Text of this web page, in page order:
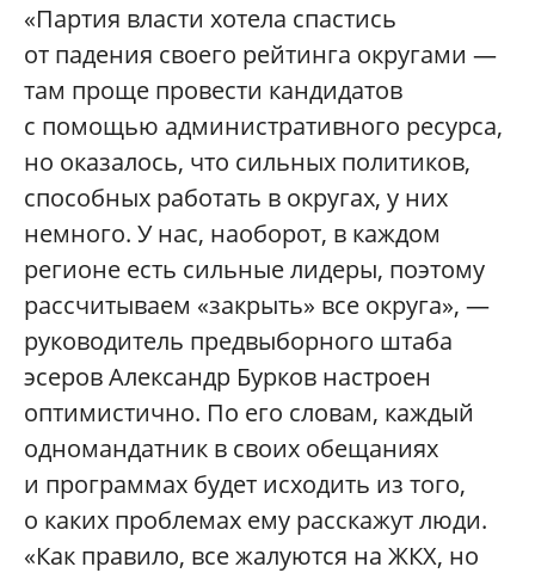
«Партия власти хотела спастись
от падения своего рейтинга округами —
там проще провести кандидатов
с помощью административного ресурса,
но оказалось, что сильных политиков,
способных работать в округах, у них
немного. У нас, наоборот, в каждом
регионе есть сильные лидеры, поэтому
рассчитываем «закрыть» все округа», —
руководитель предвыборного штаба
эсеров Александр Бурков настроен
оптимистично. По его словам, каждый
одномандатник в своих обещаниях
и программах будет исходить из того,
о каких проблемах ему расскажут люди.
«Как правило, все жалуются на ЖКХ, но